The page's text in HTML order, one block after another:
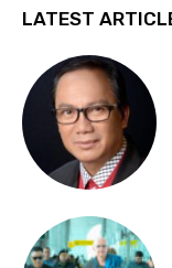
LATEST